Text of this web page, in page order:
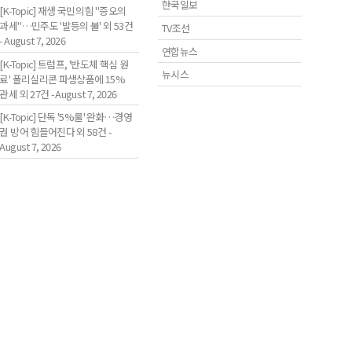
[K-Topic] 재생 국민의힘 "증오의
과세"…민주도 '발등의 불' 외 53건
- August 7, 2026
[K-Topic] 트럼프, '반도체 핵심 원
료' 폴리실리콘 파생상품에 15%
관세 외 27건 - August 7, 2026
[K-Topic] 단독 '5%룰' 완화…경영
권 방어 힘들어진다 외 58건 -
August 7, 2026
한국일보
TV조선
연합뉴스
뉴시스